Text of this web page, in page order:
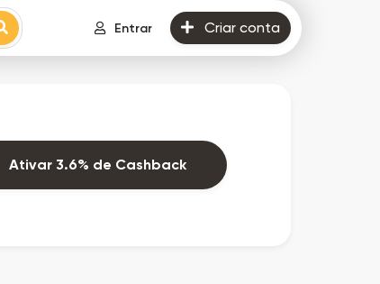
Entrar Criar conta
Ativar 3.6% de Cashback